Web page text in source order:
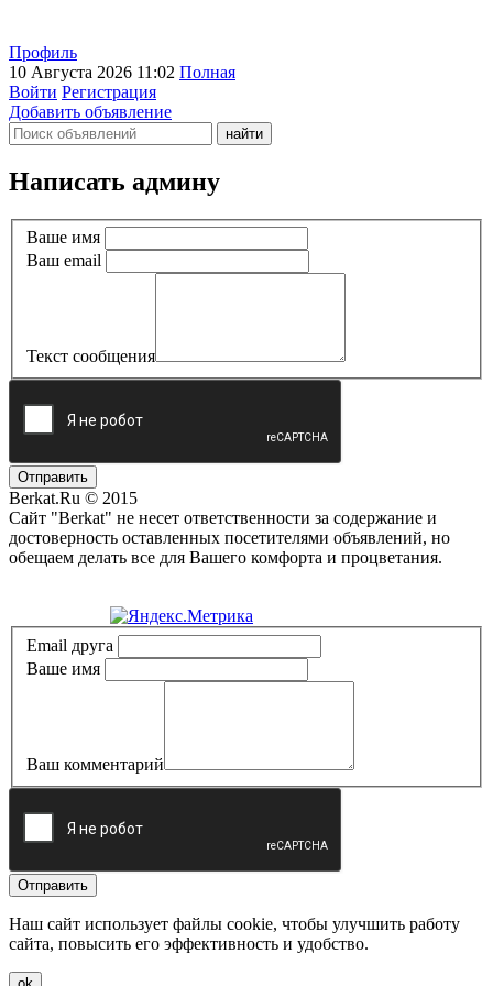
Профиль
10 Августа 2026 11:02 Полная
Войти Регистрация
Добавить объявление
Написать админу
Ваше имя
Ваш email
Текст сообщения
Отправить
Berkat.Ru © 2015
Сайт "Berkat" не несет ответственности за содержание и
достоверность оставленных посетителями объявлений, но
обещаем делать все для Вашего комфорта и процветания.
Email друга
Ваше имя
Ваш комментарий
Отправить
Наш сайт использует файлы cookie, чтобы улучшить работу
сайта, повысить его эффективность и удобство.